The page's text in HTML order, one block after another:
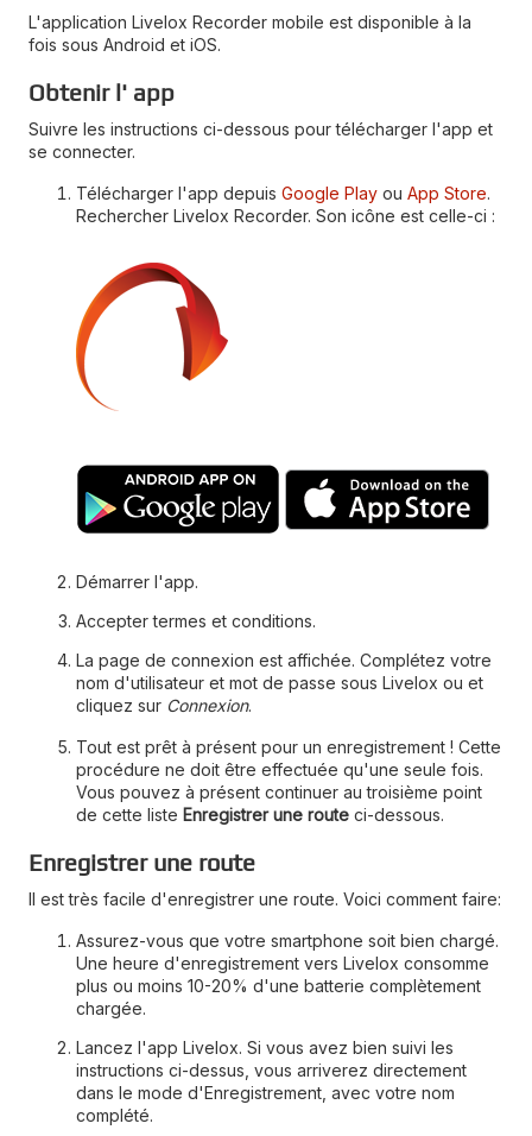
L'application Livelox Recorder mobile est disponible à la
fois sous Android et iOS.
Obtenir l' app
Suivre les instructions ci-dessous pour télécharger l'app et
se connecter.
Télécharger l'app depuis Google Play ou App Store.
Rechercher Livelox Recorder. Son icône est celle-ci :
Démarrer l'app.
Accepter termes et conditions.
La page de connexion est affichée. Complétez votre
nom d'utilisateur et mot de passe sous Livelox ou et
cliquez sur Connexion.
Tout est prêt à présent pour un enregistrement ! Cette
procédure ne doit être effectuée qu'une seule fois.
Vous pouvez à présent continuer au troisième point
de cette liste Enregistrer une route ci-dessous.
Enregistrer une route
Il est très facile d'enregistrer une route. Voici comment faire:
Assurez-vous que votre smartphone soit bien chargé.
Une heure d'enregistrement vers Livelox consomme
plus ou moins 10-20% d'une batterie complètement
chargée.
Lancez l'app Livelox. Si vous avez bien suivi les
instructions ci-dessus, vous arriverez directement
dans le mode d'Enregistrement, avec votre nom
complété.